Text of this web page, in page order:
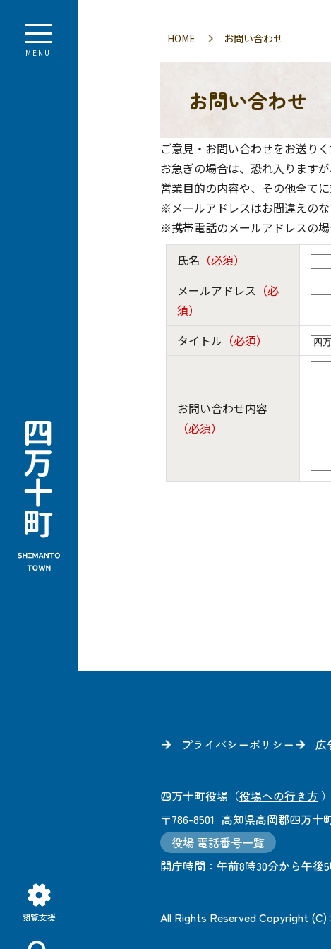
MENU
閲覧支援
HOME お問い合わせ
お問い合わせ
ご意見・お問い合わせをお送り
お急ぎの場合は、恐れ入ります
営業目的の内容や、その他全て
※メールアドレスはお間違えのな
※携帯電話のメールアドレスの
氏名 （必須）
メールアドレス （必
須）
タイトル （必須）
お問い合わせ内容
（必須）
プライバシーポリシー 広
四万十町役場 （役場への行き方 ）
〒786-8501 高知県高岡郡四万十
役場 電話番号一覧
開庁時間： 午前8時30分から午後
All Rights Reserved Copyright